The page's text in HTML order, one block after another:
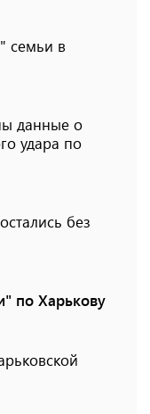
семьи в
данные о
удара по
без
по Харькову